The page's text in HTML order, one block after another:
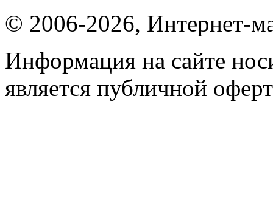
© 2006-2026, Интернет-
Информация на сайте
является публичной